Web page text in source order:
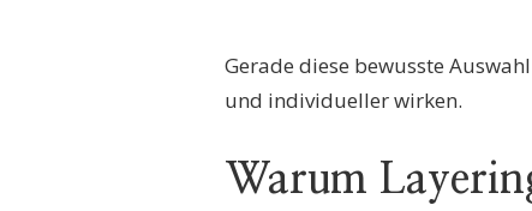
Gerade diese bewusste
und individueller wirken.
Warum